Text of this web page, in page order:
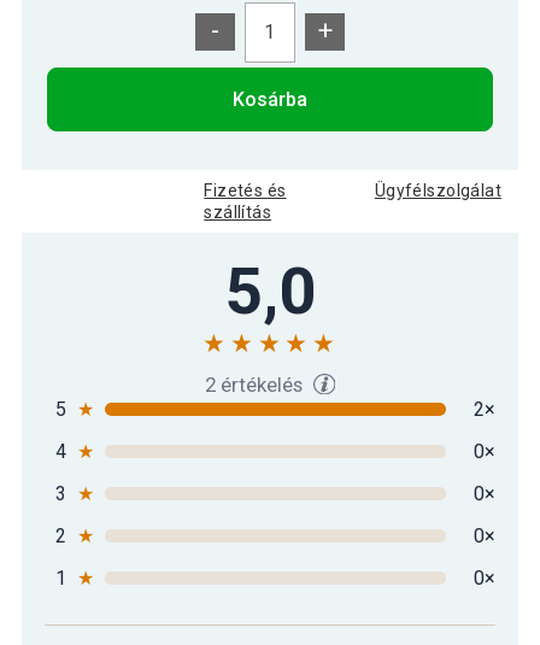
- +
Kosárba
Fizetés és
szállítás
Ügyfélszolgálat
5,0
2 értékelés
5 ★
2×
4 ★
0×
3
★
0×
2 ★
0×
1
★ 0×